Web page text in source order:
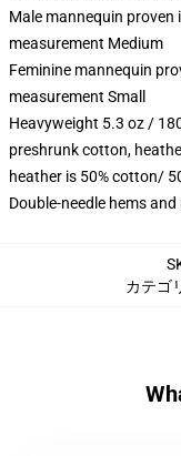
Male mannequin proven
measurement Medium
Feminine mannequin
measurement Small
Heavyweight 5.3 oz /
preshrunk cotton,
heather is 50% cotton/
Double-needle hems
カテゴ